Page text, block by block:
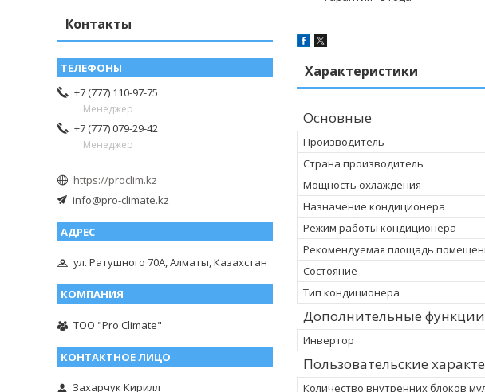
Характеристики
Основные
Производитель
Страна производитель
Мощность охлаждения
Назначение кондиционера
Режим работы кондиционера
Рекомендуемая площадь
Состояние
Тип кондиционера
Дополнительные
Инвертор
Пользовательские
Количество внутренних блоков
Контакты
+7 (777) 110-97-75
Менеджер
+7 (777) 079-29-42
Менеджер
https://proclim.kz
info@pro-climate.kz
ул. Ратушного 70А, Алматы, Казахстан
ТОО "Pro Climate"
Захарчук Кирилл